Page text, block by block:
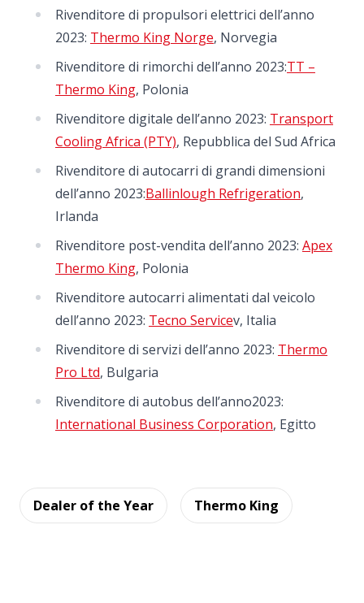
Rivenditore di propulsori elettrici dell’anno
2023: Thermo King Norge, Norvegia
Rivenditore di rimorchi dell’anno 2023:TT –
Thermo King, Polonia
Rivenditore digitale dell’anno 2023: Transport
Cooling Africa (PTY), Repubblica del Sud Africa
Rivenditore di autocarri di grandi dimensioni
dell’anno 2023:Ballinlough Refrigeration,
Irlanda
Rivenditore post-vendita dell’anno 2023: Apex
Thermo King, Polonia
Rivenditore autocarri alimentati dal veicolo
dell’anno 2023: Tecno Servicev, Italia
Rivenditore di servizi dell’anno 2023: Thermo
Pro Ltd, Bulgaria
Rivenditore di autobus dell’anno2023:
International Business Corporation, Egitto
Dealer of the Year Thermo King